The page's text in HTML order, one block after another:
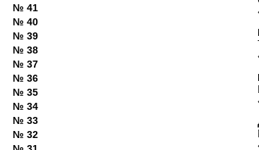
№ 41
№ 40
№ 39
№ 38
№ 37
№ 36
№ 35
№ 34
№ 33
№ 32